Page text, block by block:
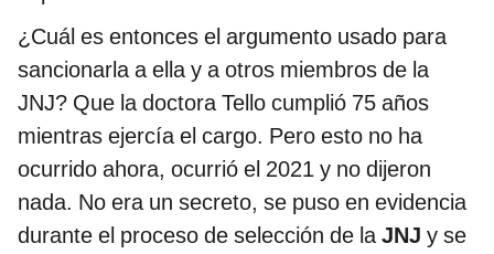
¿Cuál es entonces el argumento usado para
sancionarla a ella y a otros miembros de la
JNJ? Que la doctora Tello cumplió 75 años
mientras ejercía el cargo. Pero esto no ha
ocurrido ahora, ocurrió el 2021 y no dijeron
nada. No era un secreto, se puso en evidencia
durante el proceso de selección de laJNJ y se